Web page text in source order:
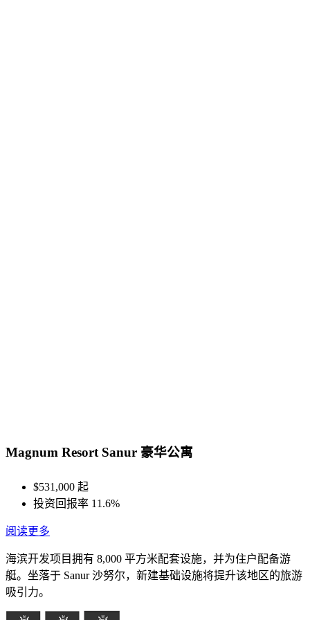
Magnum Resort Sanur 豪华公寓
$531,000 起
投资回报率 11.6%
阅读更多
海滨开发项目拥有 8,000 平方米配套设施，并为住户配备游
艇。坐落于 Sanur 沙努尔，新建基础设施将提升该地区的旅游
吸引力。